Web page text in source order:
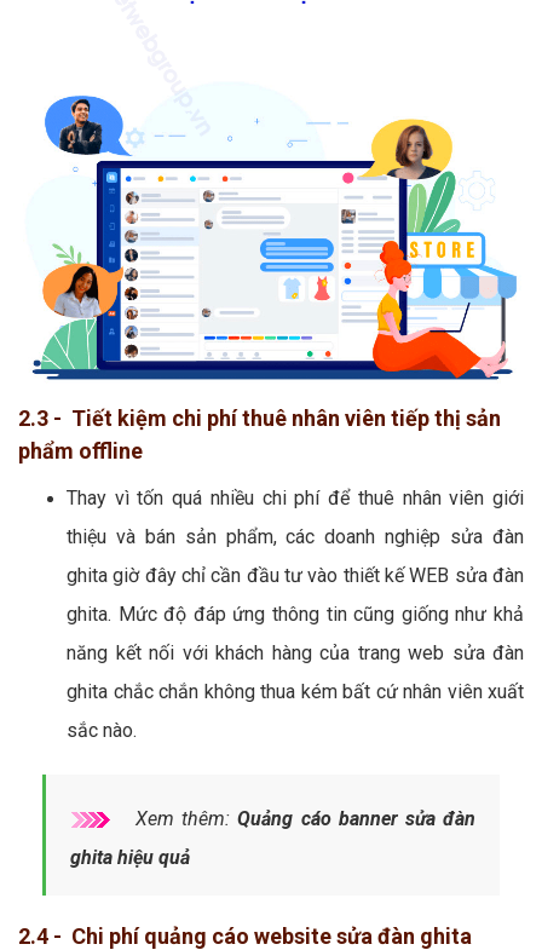
2.3 - Tiết kiệm chi phí thuê nhân viên tiếp thị sản
phẩm offline
Thay vì tốn quá nhiều chi phí để thuê nhân viên giới
thiệu và bán sản phẩm, các doanh nghiệp sửa đàn
ghita giờ đây chỉ cần đầu tư vào thiết kế WEB sửa đàn
ghita. Mức độ đáp ứng thông tin cũng giống như khả
năng kết nối với khách hàng của trang web sửa đàn
ghita chắc chắn không thua kém bất cứ nhân viên xuất
sắc nào.
Xem thêm:Quảng cáo banner sửa đàn
ghita hiệu quả
2.4 - Chi phí quảng cáo website sửa đàn ghita